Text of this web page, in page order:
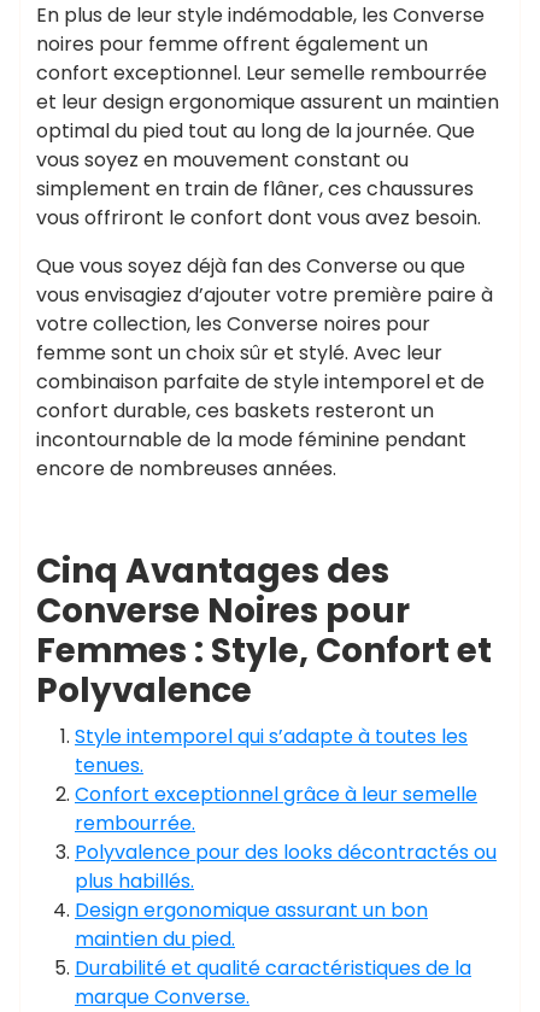
En plus de leur style indémodable, les Converse
noires pour femme offrent également un
confort exceptionnel. Leur semelle rembourrée
et leur design ergonomique assurent un maintien
optimal du pied tout au long de la journée. Que
vous soyez en mouvement constant ou
simplement en train de flâner, ces chaussures
vous offriront le confort dont vous avez besoin.
Que vous soyez déjà fan des Converse ou que
vous envisagiez d’ajouter votre première paire à
votre collection, les Converse noires pour
femme sont un choix sûr et stylé. Avec leur
combinaison parfaite de style intemporel et de
confort durable, ces baskets resteront un
incontournable de la mode féminine pendant
encore de nombreuses années.
Cinq Avantages des
Converse Noires pour
Femmes : Style, Confort et
Polyvalence
Style intemporel qui s’adapte à toutes les
tenues.
Confort exceptionnel grâce à leur semelle
rembourrée.
Polyvalence pour des looks décontractés ou
plus habillés.
Design ergonomique assurant un bon
maintien du pied.
Durabilité et qualité caractéristiques de la
marque Converse.